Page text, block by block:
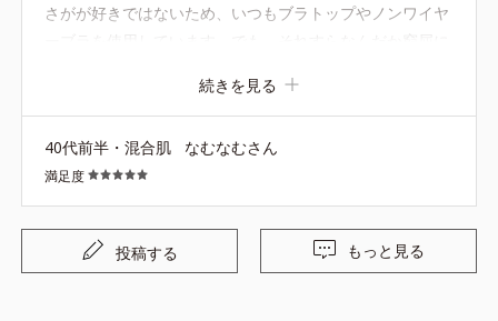
さがが好きではないため、いつもブラトップやノンワイヤ
のハーフトップを購入してみました。結果、とっても良い
です
窮屈さはないけど、ホールド感はしっかりしてい
て、着心地がとてもよいです
ブラを着用したら必ずと
いっていいほどアンダーに締め付けられた跡が残っていた
のですが、こちらのハーフトップではアンダーに跡が残ら
ないです
こんなに違うものかとびっくりしました。 ト
ップスにもラインが響かないので、気持ちよく一日過ごす
続きを見る
40代前半・混合肌 なむなむさん
満足度
投稿する もっと見る